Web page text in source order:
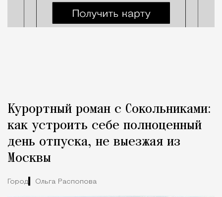
Курортный роман с Сокольниками:
как устроить себе полноценный
день отпуска, не выезжая из
Москвы
Город Ольга Распопова